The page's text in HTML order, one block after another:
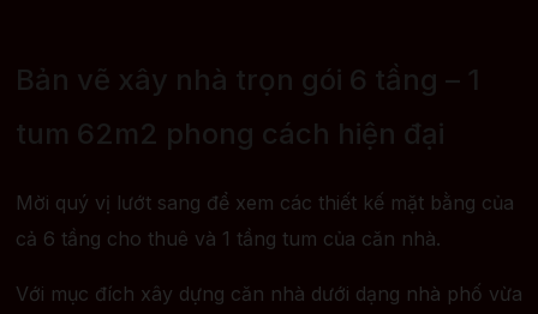
Bản vẽ xây nhà trọn gói 6 tầng – 1
tum 62m2 phong cách hiện đại
Mời quý vị lướt sang để xem các thiết kế mặt bằng của
cả 6 tầng cho thuê và 1 tầng tum của căn nhà.
Với mục đích xây dựng căn nhà dưới dạng nhà phố vừa